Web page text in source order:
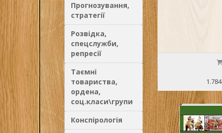
Прогнозування,
стратегії
Розвідка,
спецслужби,
репресії
Таємні
товариства,
ордена,
соц.класи\групи
Конспірологія